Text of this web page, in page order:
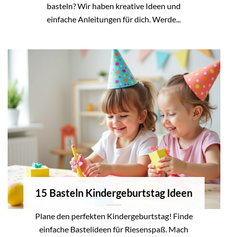
basteln? Wir haben kreative Ideen und
einfache Anleitungen für dich. Werde...
15 Basteln Kindergeburtstag Ideen
Plane den perfekten Kindergeburtstag! Finde
einfache Bastelideen für Riesenspaß. Mach